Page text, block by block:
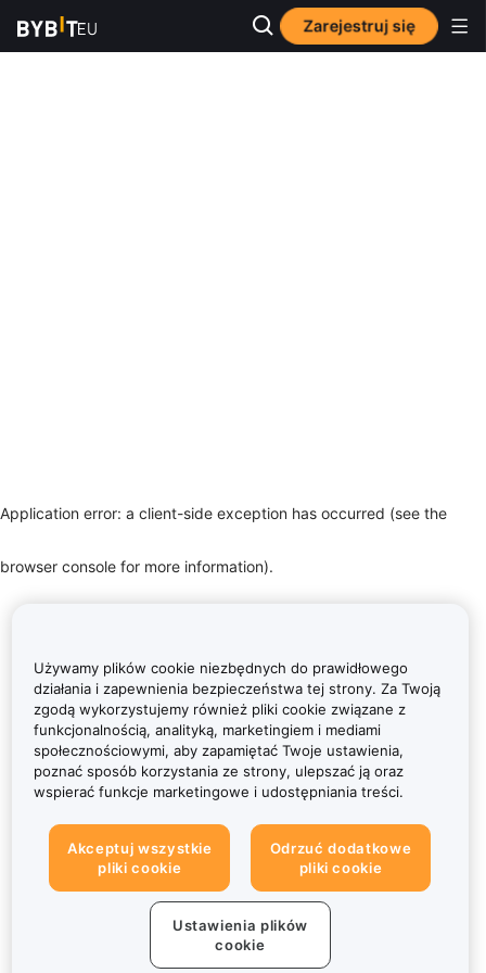
Zarejestruj się
Application error: a client-side exception has occurred (see the
browser console for more information).
Używamy plików cookie niezbędnych do prawidłowego
działania i zapewnienia bezpieczeństwa tej strony. Za Twoją
zgodą wykorzystujemy również pliki cookie związane z
funkcjonalnością, analityką, marketingiem i mediami
społecznościowymi, aby zapamiętać Twoje ustawienia,
poznać sposób korzystania ze strony, ulepszać ją oraz
wspierać funkcje marketingowe i udostępniania treści.
Akceptuj wszystkie
pliki cookie
Odrzuć dodatkowe
pliki cookie
Ustawienia plików
cookie